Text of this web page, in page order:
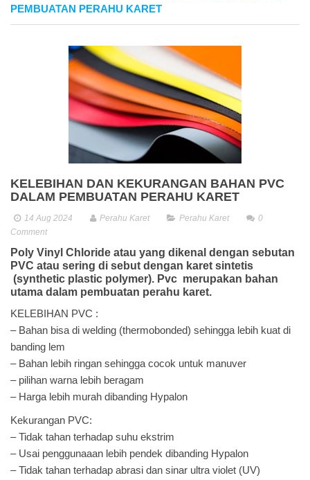
y
PEMBUATAN PERAHU KARET
KELEBIHAN DAN KEKURANGAN BAHAN PVC
DALAM PEMBUATAN PERAHU KARET
14 Aug 2024 Perahu Karet Perahu Karet
0
Comment
Poly Vinyl Chloride atau yang dikenal dengan sebutan
PVC atau sering di sebut dengan karet sintetis
(synthetic plastic polymer). Pvc merupakan bahan
utama dalam pembuatan perahu karet.
KELEBIHAN PVC :
– Bahan bisa di welding (thermobonded) sehingga lebih kuat di
banding lem
– Bahan lebih ringan sehingga cocok untuk manuver
– pilihan warna lebih beragam
– Harga lebih murah dibanding Hypalon
Kekurangan PVC:
– Tidak tahan terhadap suhu ekstrim
– Usai penggunaaan lebih pendek dibanding Hypalon
– Tidak tahan terhadap abrasi dan sinar ultra violet (UV)